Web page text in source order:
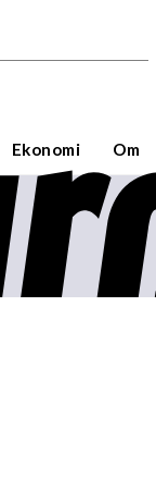
Ekonomi Om